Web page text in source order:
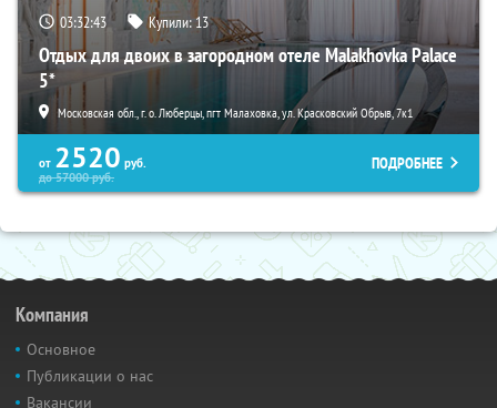
03:32:42 Купили:13
Отдых для двоих в загородном отеле Malakhovka Palace
5*
Московская обл., г. о. Люберцы, пгт Малаховка, ул. Красковский Обрыв, 7к1
от 2520 руб.
до57000руб.
ПОДРОБНЕЕ
Компания
Основное
Публикации о нас
Вакансии